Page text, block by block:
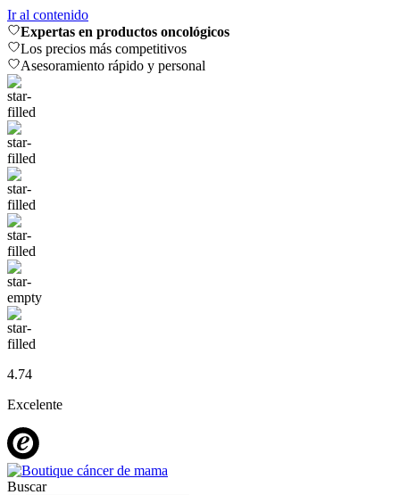
Ir al contenido
Expertas en productos oncológicos
Los precios más competitivos
Asesoramiento rápido y personal
4.74
Excelente
Buscar